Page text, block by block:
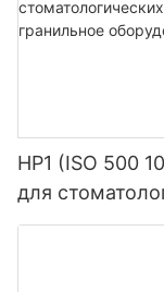
HP1 (ISO 500
для